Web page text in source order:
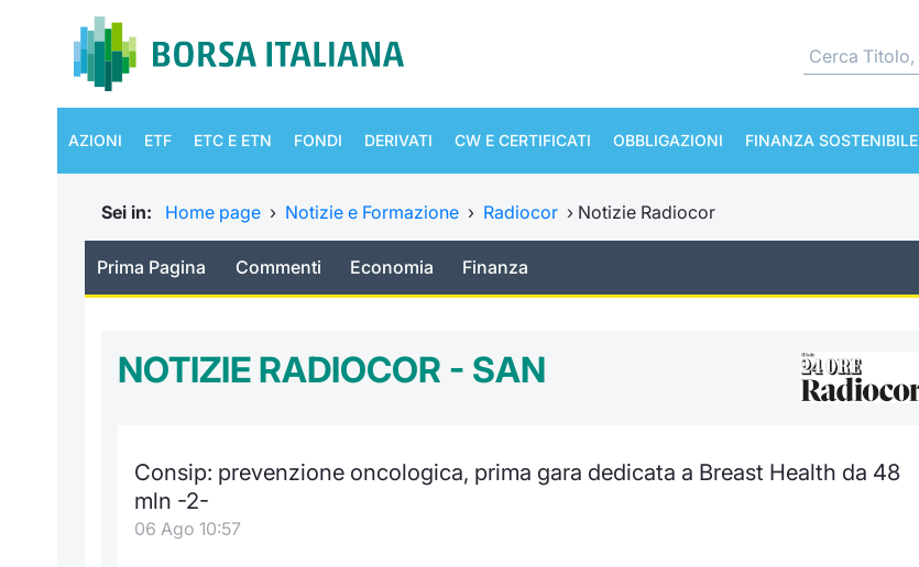
AZIONI ETF ETC E ETN FONDI DERIVATI CW E CERTIFICATI OBBLIGAZIONI FINANZA SOSTENIBILE
Sei in: Home page › Notizie e Formazione › Radiocor › Notizie Radiocor
Prima Pagina Commenti Economia Finanza
NOTIZIE RADIOCOR - SAN
Consip: prevenzione oncologica, prima gara dedicata a Breast Health da 48
mln -2-
06 Ago 10:57